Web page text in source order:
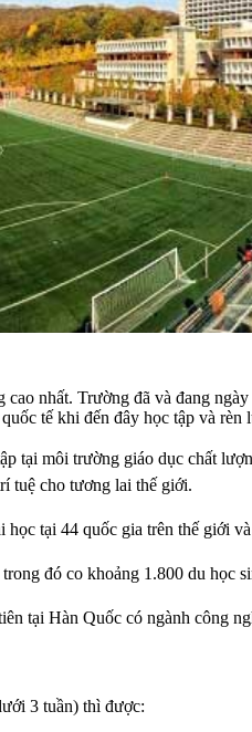
nhất. Trường đã và đang
tế khi đến đây học tập và rèn
tại môi trường giáo dục chất
tuệ cho tương lai thế giới.
tại 44 quốc gia trên thế giới
đó co khoảng 1.800 du học
tại Hàn Quốc có ngành công
3 tuần) thì được: